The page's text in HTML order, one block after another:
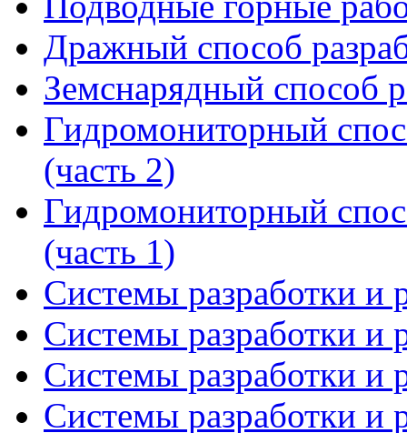
Дражный способ
Земснарядный способ
Гидромониторный
(часть 2)
Гидромониторный
(часть 1)
Системы разработки и
Системы разработки и
Системы разработки и
Системы разработки и